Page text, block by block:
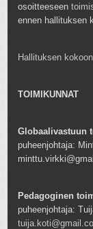
osoitteeseen
ennen hallituksen
Hallituksen
TOIMIKUNNAT
Globaalivastuun
puheenjohtaja:
Pedagoginen
puheenjohtaja: